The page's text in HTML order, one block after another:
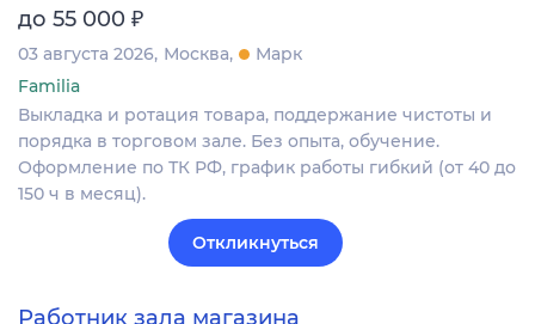
до 55 000 ₽
03 августа 2026 Москва
Марк
Familia
Выкладка и ротация товара, поддержание чистоты и
порядка в торговом зале. Без опыта, обучение.
Оформление по ТК РФ, график работы гибкий (от 40 до
150 ч в месяц).
Откликнуться
Работник зала магазина